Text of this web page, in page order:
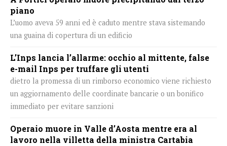
piano
L’uomo aveva 59 anni ed è caduto mentre stava sistemando
una guaina di copertura di un edificio
L’Inps lancia l’allarme: occhio al mittente, false
e-mail Inps per truffare gli utenti
dietro la promessa di un rimborso economico viene richiesto
un aggiornamento delle coordinate bancarie o un bonifico
immediato per evitare sanzioni
Operaio muore in Valle d’Aosta mentre era al
lavoro nella villetta della ministra Cartabia